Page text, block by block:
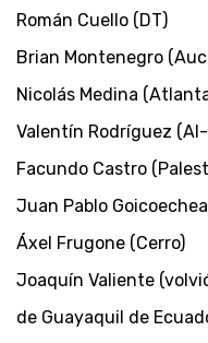
Román Cuello (DT)
Brian Montenegro
Nicolás Medina
Valentín Rodríguez
Facundo Castro
Juan Pablo
Áxel Frugone (Cerro)
Joaquín Valiente
de Guayaquil de